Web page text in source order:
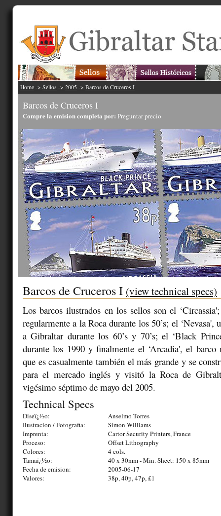
Home -> Sellos -> 2005 -> Barcos de Cruceros I
Barcos de Cruceros I
Compre la emision completa por: Preguntar precio
Barcos de Cruceros I (view technical specs)
Los barcos ilustrados en los sellos son el
regularmente a la Roca durante los 50’s; el ‘Nevasa',
a Gibraltar durante los 60’s y 70’s; el ‘Black
durante los 1990 y finalmente el ‘Arcadia', el
que es casualmente también el más grande y se
para el mercado inglés y visitó la Roca de
vigésimo séptimo de mayo del 2005.
Technical Specs
Diseï¿½o:
Anselmo Torres
Ilustracion / Fotografia:
Simon Williams
Imprenta:
Cartor Security Printers, France
Proceso:
Offset Lithography
Colores:
4 cols.
Tamaï¿½o:
40 x 30mm - Min. Sheet: 150 x 85mm
Fecha de emision:
2005-06-17
Valores:
38p, 40p, 47p, £1